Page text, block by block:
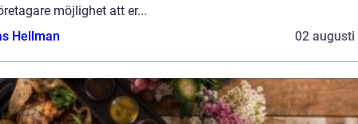
möjlighet att er...
Hellman
02 augusti